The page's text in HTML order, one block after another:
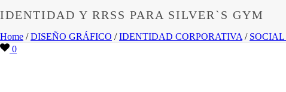
IDENTIDAD Y RRSS PARA SILVER`S GYM
Home /DISEÑO GRÁFICO /IDENTIDAD CORPORATIVA /
0